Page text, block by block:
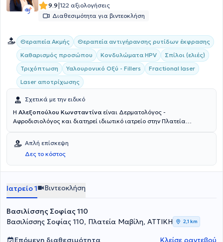
9.9|122 αξιολογήσεις
Διαθεσιμότητα για βιντεοκλήση
Θεραπεία Ακμής
Θεραπεία αντιγήρανσης ρυτίδων έκφρασης
Καθαρισμός προσώπου
Κονδυλώματα HPV
Σπίλοι (ελιές)
Τριχόπτωση
Υαλουρονικό Οξύ - Fillers
Fractional laser
Laser αποτρίχωσης
Σχετικά με την ειδικό
Η Αλεξοπούλου Κωνσταντίνα είναι Δερματολόγος -
Αφροδισιολόγος και διατηρεί ιδιωτικό ιατρείο στην Πλατεία
Δερματολογία - Αφροδισιολογία στο Νοσοκομείο Ανδρέας Συγγρός,
όπου, μετά τη λήψη της ειδικότητάς της, παρέμεινε και εξειδικεύτηκε
στο κέντρο όνυχος, στην διαπυητική ιδρωταδενίτιδα καθώς και στη
ψωρίαση. Ακόμη, διαθέτει μεγάλη εμπειρία και εξειδίκευση στην
ιατρείο πλαστικής χειρουργικής. Τέλος, έχει παρακολουθήσει
πληθώρα ιατρικών συνεδρίων και διαθέτει αξιόλογη ερευνητική
Απλή επίσκεψη
Δες το κόστος
Ιατρείο 1 Βιντεοκλήση
Βασιλίσσης Σοφίας 110
Βασιλίσσης Σοφίας 110, Πλατεία Μαβίλη, ΑΤΤΙΚΗ
2,1 km
Επόμενη διαθεσιμότητα Κλείσε ραντεβού